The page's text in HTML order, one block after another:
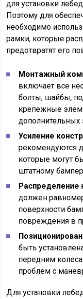
для установки
Поэтому для
необходимо
рамки, которые
предотвратят его
Монтажный
включает все
болты, шайбы,
крепежные
дополнительных
Усиление
рекомендуются
которые могут
штатному
Распределение
должен
поверхности
повреждения в
быть
передним
проблем с
Для установки